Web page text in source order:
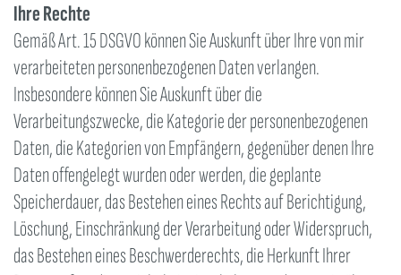
Ihre Rechte
Gemäß Art. 15 DSGVO können Sie Auskunft über Ihre von mir
verarbeiteten personenbezogenen Daten verlangen.
Insbesondere können Sie Auskunft über die
Verarbeitungszwecke, die Kategorie der personenbezogenen
Daten, die Kategorien von Empfängern, gegenüber denen Ihre
Daten offengelegt wurden oder werden, die geplante
Speicherdauer, das Bestehen eines Rechts auf Berichtigung,
Löschung, Einschränkung der Verarbeitung oder Widerspruch,
das Bestehen eines Beschwerderechts, die Herkunft Ihrer